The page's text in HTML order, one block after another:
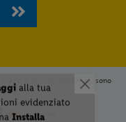
e le informazioni possono